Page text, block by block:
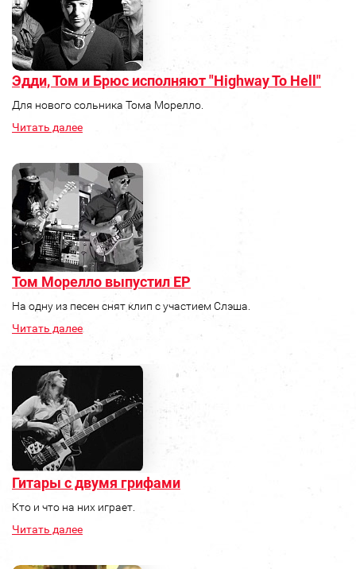
Эдди, Том и Брюс исполняют "Highway To Hell"
Для нового сольника Тома Морелло.
Читать далее
Том Морелло выпустил ЕР
На одну из песен снят клип с участием Слэша.
Читать далее
Гитары с двумя грифами
Кто и что на них играет.
Читать далее